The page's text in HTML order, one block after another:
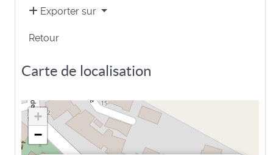
Exporter sur
Retour
Carte de localisation
+
−